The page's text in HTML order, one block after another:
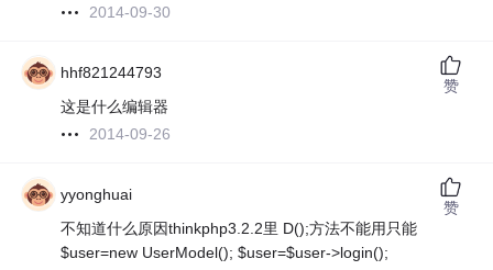
2014-09-30
hhf821244793
这是什么编辑器
2014-09-26
赞
yyonghuai
不知道什么原因thinkphp3.2.2里 D();方法不能用只能
$user=new UserModel(); $user=$user->login();
赞